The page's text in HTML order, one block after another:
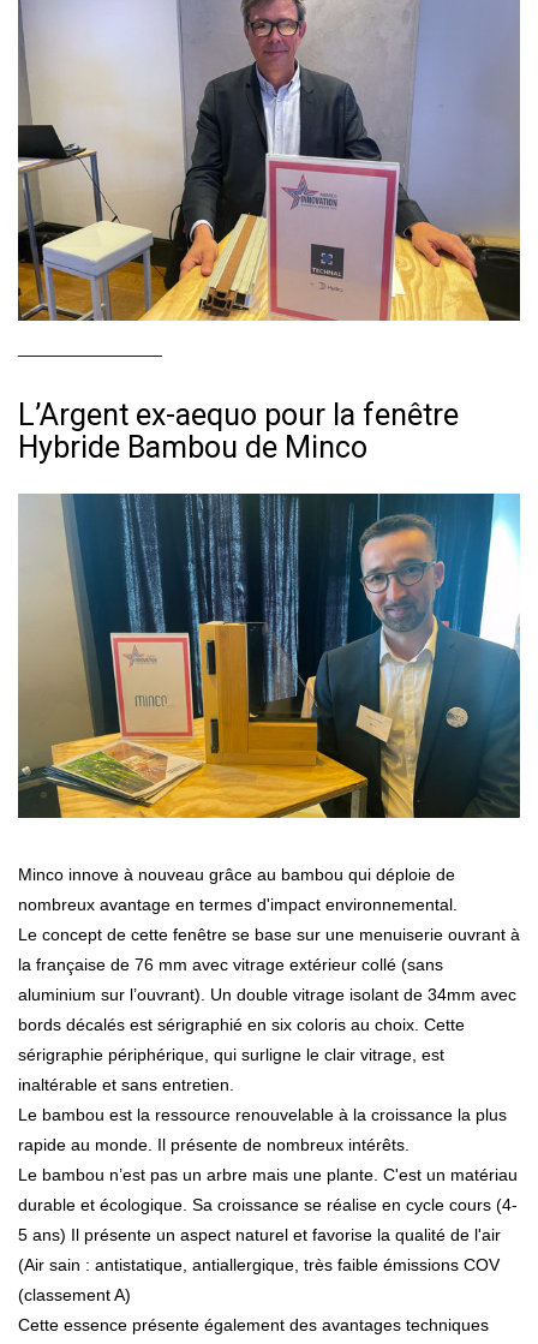
L’Argent ex-aequo pour la fenêtre
Hybride Bambou de Minco
Minco innove à nouveau grâce au bambou qui déploie de
nombreux avantage en termes d'impact environnemental.
Le concept de cette fenêtre se base sur une menuiserie ouvrant à
la française de 76 mm avec vitrage extérieur collé (sans
aluminium sur l’ouvrant). Un double vitrage isolant de 34mm avec
bords décalés est sérigraphié en six coloris au choix. Cette
sérigraphie périphérique, qui surligne le clair vitrage, est
inaltérable et sans entretien.
Le bambou est la ressource renouvelable à la croissance la plus
rapide au monde. Il présente de nombreux intérêts.
Le bambou n’est pas un arbre mais une plante. C'est un matériau
durable et écologique. Sa croissance se réalise en cycle cours (4-
5 ans) Il présente un aspect naturel et favorise la qualité de l'air
(Air sain : antistatique, antiallergique, très faible émissions COV
(classement A)
Cette essence présente également des avantages techniques